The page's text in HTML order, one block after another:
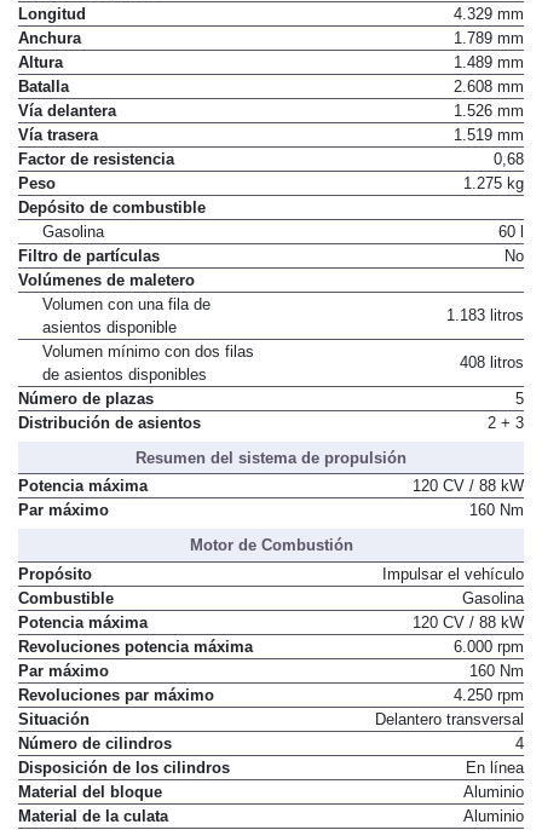
Longitud
4.329 mm
Anchura
1.789 mm
Altura
1.489 mm
Batalla
2.608 mm
Vía delantera
1.526 mm
Vía trasera
1.519 mm
Factor de resistencia
0,68
Peso
1.275 kg
Depósito de combustible
Gasolina
60 l
Filtro de partículas
No
Volúmenes de maletero
Volumen con una fila de
asientos disponible
1.183 litros
Volumen mínimo con dos filas
de asientos disponibles
408 litros
Número de plazas
5
Distribución de asientos
2 + 3
Resumen del sistema de propulsión
Potencia máxima
120 CV / 88 kW
Par máximo
160 Nm
Motor de Combustión
Propósito
Impulsar el vehículo
Combustible
Gasolina
Potencia máxima
120 CV / 88 kW
Revoluciones potencia máxima
6.000 rpm
Par máximo
160 Nm
Revoluciones par máximo
4.250 rpm
Situación
Delantero transversal
Número de cilindros
4
Disposición de los cilindros
En línea
Material del bloque
Aluminio
Material de la culata
Aluminio